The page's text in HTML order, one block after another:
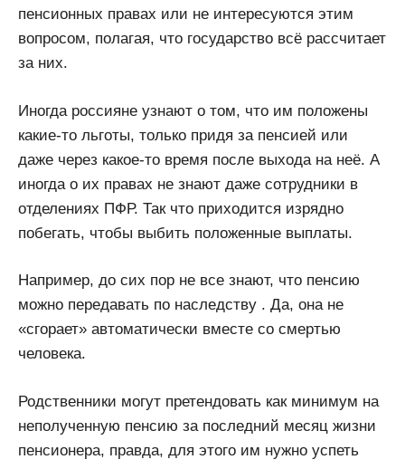
пенсионных правах или не интересуются этим
вопросом, полагая, что государство всё рассчитает
за них.
Иногда россияне узнают о том, что им положены
какие-то льготы, только придя за пенсией или
даже через какое-то время после выхода на неё. А
иногда о их правах не знают даже сотрудники в
отделениях ПФР. Так что приходится изрядно
побегать, чтобы выбить положенные выплаты.
Например, до сих пор не все знают, что пенсию
можно передавать по наследству . Да, она не
«сгорает» автоматически вместе со смертью
человека.
Родственники могут претендовать как минимум на
неполученную пенсию за последний месяц жизни
пенсионера, правда, для этого им нужно успеть